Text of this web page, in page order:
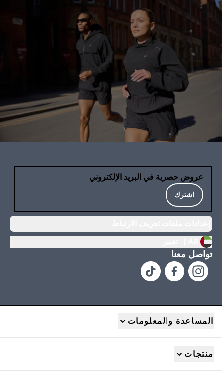
عروض حصرية في البريد الإلكتروني
اشترك
تواصل معنا
المساعدة والمعلومات
منتجات